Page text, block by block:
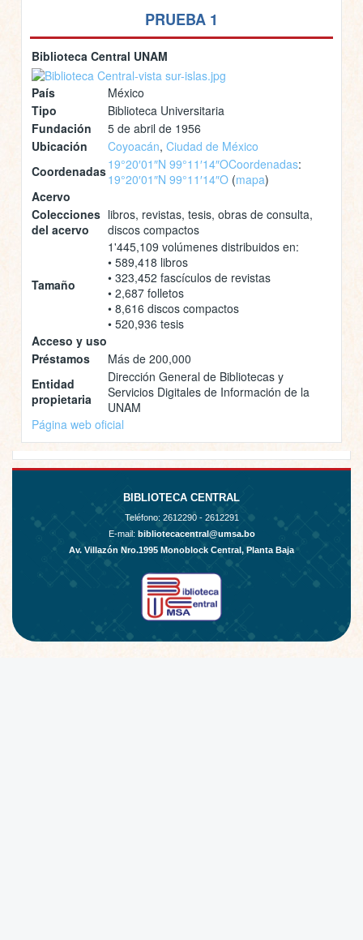
PRUEBA 1
Biblioteca Central UNAM
País
México
Tipo
Biblioteca Universitaria
Fundación
5 de abril de 1956
Ubicación
Coyoacán, Ciudad de México
Coordenadas19°20′01″N 99°11′14″OCoordenadas:
19°20′01″N 99°11′14″O (mapa)
Acervo
Colecciones
del acervo
libros, revistas, tesis, obras de consulta,
discos compactos
Tamaño
1'445,109 volúmenes distribuidos en:
• 589,418 libros
• 323,452 fascículos de revistas
• 2,687 folletos
• 8,616 discos compactos
• 520,936 tesis
Acceso y uso
Préstamos
Más de 200,000
Entidad
propietaria
Dirección General de Bibliotecas y
Servicios Digitales de Información de la
UNAM
Página web oficial
BIBLIOTECA CENTRAL
Teléfono: 2612290 - 2612291
E-mail: bibliotecacentral@umsa.bo
Av. Villazón Nro.1995 Monoblock Central, Planta Baja